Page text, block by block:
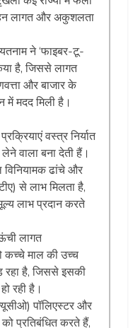
लागत और अकुशलता
ने ‘फाइबर-टू-
है, जिससे लागत
और बाजार के
मदद मिली है।
वस्त्र निर्यात
वाला बना देती हैं।
विनियामक ढांचे और
से लाभ मिलता है,
लाभ प्रदान करते
लागत
कच्चे माल की उच्च
रहा है, जिससे इसकी
रही है।
पॉलिएस्टर और
प्रतिबंधित करते हैं,